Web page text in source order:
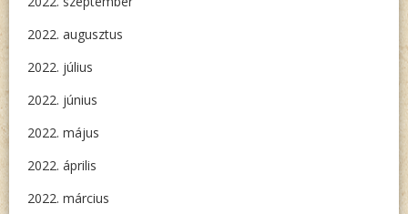
2022. augusztus
2022. július
2022. június
2022. május
2022. április
2022. március